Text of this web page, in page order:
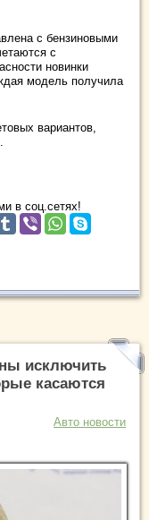
с бензиновыми
с
новинки
модель получила
вариантов,
в соц.сетях!
исключить
касаются
Авто новости